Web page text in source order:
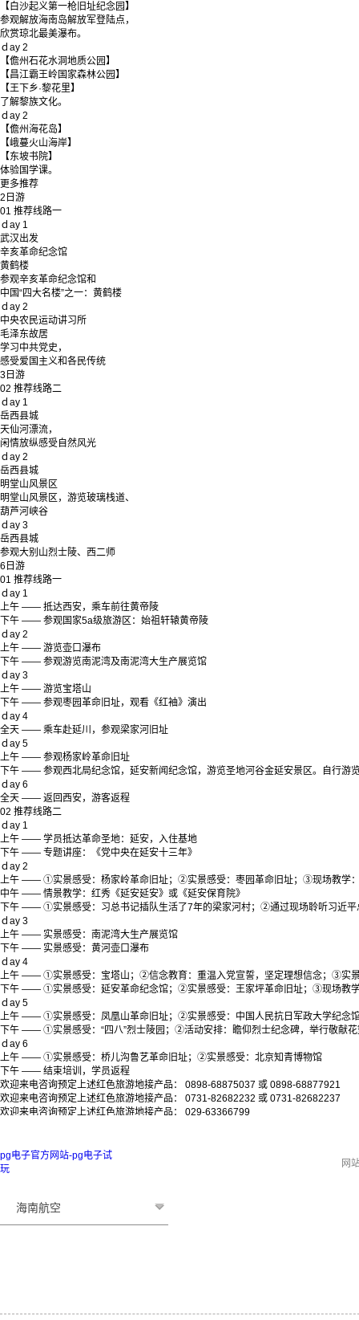
【白沙起义第一枪旧址纪念园】
参观解放海南岛解放军登陆点，
欣赏琼北最美瀑布。
ｄay 2
【儋州石花水洞地质公园】
【昌江霸王岭国家森林公园】
【王下乡·黎花里】
了解黎族文化。
ｄay 2
【儋州海花岛】
【峨蔓火山海岸】
【东坡书院】
体验国学课。
更多推荐
2 日游
01 推荐线路一
ｄay 1
武汉出发
辛亥革命纪念馆
黄鹤楼
参观辛亥革命纪念馆和
中国“四大名楼”之一：黄鹤楼
ｄay 2
中央农民运动讲习所
毛泽东故居
学习中共党史，
感受爱国主义和各民传统
3 日游
02 推荐线路二
ｄay 1
岳西县城
天仙河漂流，
闲情放纵感受自然风光
ｄay 2
岳西县城
明堂山风景区
明堂山风景区，游览玻璃栈道、
葫芦河峡谷
ｄay 3
岳西县城
参观大别山烈士陵、西二师
6 日游
01 推荐线路一
ｄay 1
上午 —— 抵达西安，乘车前往黄帝陵
下午 —— 参观国家5a级旅游区：始祖轩辕黄帝陵
ｄay 2
上午 —— 游览壶口瀑布
下午 —— 参观游览南泥湾及南泥湾大生产展览馆
ｄay 3
上午 —— 游览宝塔山
下午 —— 参观枣园革命旧址，观看《红袖》演出
ｄay 4
全天 —— 乘车赴延川，参观梁家河旧址
ｄay 5
上午 —— 参观杨家岭革命旧址
下午 —— 参观西北局纪念馆，延安新闻纪念馆，游览圣地河谷金延安景区。自行游
ｄay 6
全天 —— 返回西安，游客返程
02 推荐线路二
ｄay 1
上午 —— 学员抵达革命圣地：延安，入住基地
下午 —— 专题讲座：《党中央在延安十三年》
ｄay 2
上午 —— ①实景感受：杨家岭革命旧址；②实景感受：枣园革命旧址；③现场教学
中午 —— 情景教学：红秀《延安延安》或《延安保育院》
下午 —— ①实景感受：习总书记插队生活了7年的梁家河村；②通过现场聆听习近
ｄay 3
上午 —— 实景感受：南泥湾大生产展览馆
下午 —— 实景感受：黄河壶口瀑布
ｄay 4
上午 —— ①实景感受：宝塔山；②信念教育：重温入党宣誓，坚定理想信念；③实
下午 —— ①实景感受：延安革命纪念馆；②实景感受：王家坪革命旧址；③现场教
ｄay 5
上午 —— ①实景感受：凤凰山革命旧址；②实景感受：中国人民抗日军政大学纪念
下午 —— ①实景感受：“四八”烈士陵园；②活动安排：瞻仰烈士纪念碑，举行敬献
ｄay 6
上午 —— ①实景感受：桥儿沟鲁艺革命旧址；②实景感受：北京知青博物馆
下午 —— 结束培训，学员返程
欢迎来电咨询预定上述红色旅游地接产品： 0898-68875037 或 0898-68877921
欢迎来电咨询预定上述红色旅游地接产品： 0731-82682232 或 0731-82682237
欢迎来电咨询预定上述红色旅游地接产品： 029-63366799
pg电子官方网站-pg电子试
玩
海南航空
网